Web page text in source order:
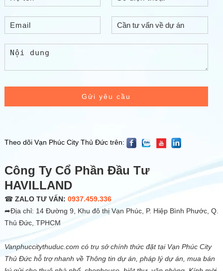
Gửi yêu cầu
Theo dõi Vạn Phúc City Thủ Đức trên:
Công Ty Cổ Phần Đầu Tư
HAVILLAND
☎ ZALO TƯ VẤN: 0937.459.336
➦Địa chỉ: 14 Đường 9, Khu đô thị Vạn Phúc, P. Hiệp Bình Phước, Q.
Thủ Đức, TPHCM
Vanphuccitythuduc.com có trụ sở chính thức đặt tại Vạn Phúc City
Thủ Đức hỗ trợ nhanh về Thông tin dự án, pháp lý dự án, mua bán